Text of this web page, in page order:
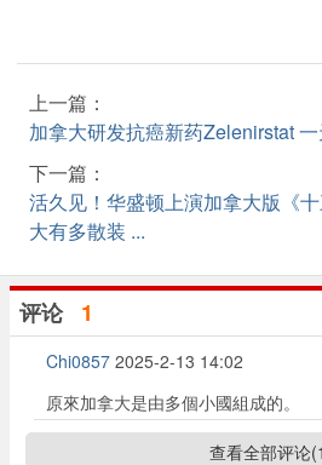
上一篇：
加拿大研发抗癌新药Zelenirstat
下一篇：
活久见！华盛顿上演加拿大版《
大有多散装 ...
评论 1
Chi0857 2025-2-13 14:02
原來加拿大是由多個小國組成的。
查看全部评论(1